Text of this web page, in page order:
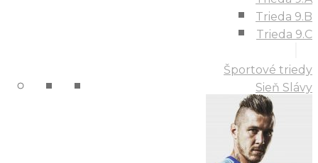
Trieda 9.B
Trieda 9.C
Športové triedy
Sieň Slávy